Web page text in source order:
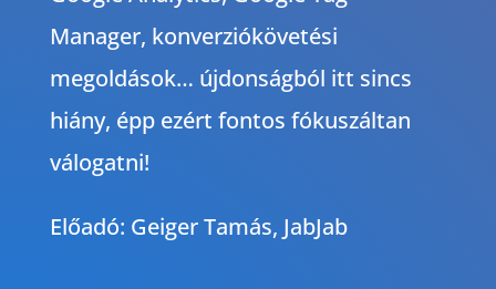
Manager, konverziókövetési
megoldások… újdonságból itt sincs
hiány, épp ezért fontos fókuszáltan
válogatni!
Előadó: Geiger Tamás, JabJab